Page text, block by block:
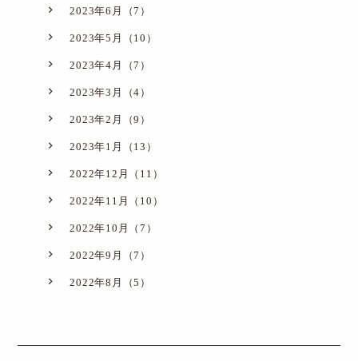
2023年6月（7）
2023年5月（10）
2023年4月（7）
2023年3月（4）
2023年2月（9）
2023年1月（13）
2022年12月（11）
2022年11月（10）
2022年10月（7）
2022年9月（7）
2022年8月（5）